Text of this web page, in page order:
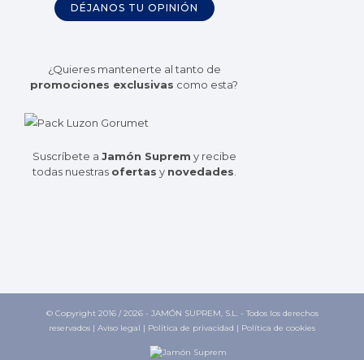
DÉJANOS TU OPINIÓN
¿Quieres mantenerte al tanto de
promociones exclusivas como esta?
Suscríbete a Jamón Suprem y recibe
todas nuestras ofertas y novedades
© Copyright 2016 /2026 - JAMÓN SUPREM, S.L. - Todos los derechos
reservados | Aviso legal | Política de privacidad | Política de cookies